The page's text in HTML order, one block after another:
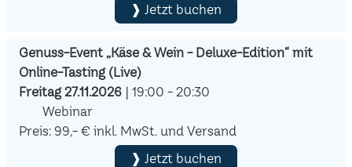
❱ Jetzt buchen
Genuss-Event „Käse & Wein - Deluxe-Edition“ mit
Online-Tasting (Live)
Freitag 27.11.2026| 19:00 - 20:30
Webinar
Preis: 99,- € inkl. MwSt. und Versand
❱ Jetzt buchen